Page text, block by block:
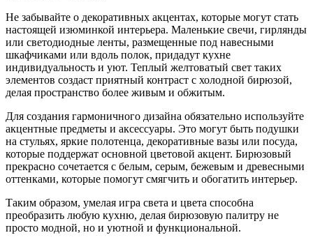
Не забывайте о декоративных акцентах, которые могут стать
настоящей изюминкой интерьера. Маленькие свечи, гирлянды
или светодиодные ленты, размещенные под навесными
шкафчиками или вдоль полок, придадут кухне
индивидуальность и уют. Теплый желтоватый свет таких
элементов создаст приятный контраст с холодной бирюзой,
делая пространство более живым и обжитым.
Для создания гармоничного дизайна обязательно используйте
акцентные предметы и аксессуары. Это могут быть подушки
на стульях, яркие полотенца, декоративные вазы или посуда,
которые поддержат основной цветовой акцент. Бирюзовый
прекрасно сочетается с белым, серым, бежевым и древесными
оттенками, которые помогут смягчить и обогатить интерьер.
Таким образом, умелая игра света и цвета способна
преобразить любую кухню, делая бирюзовую палитру не
просто модной, но и уютной и функциональной.